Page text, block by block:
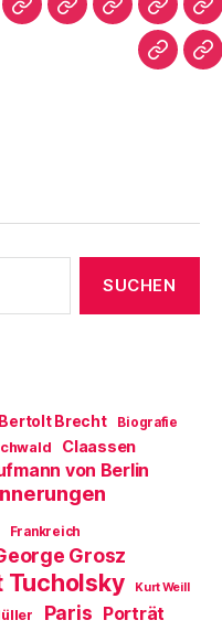
Startseite
WarumBibliografie
Vita
|
Bertolt Brecht Biografie
Claassen
von Berlin
Frankreich
Grosz
Tucholsky Kurt Weill
Paris Porträt